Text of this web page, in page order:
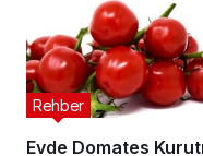
Evde Domates
Rehber